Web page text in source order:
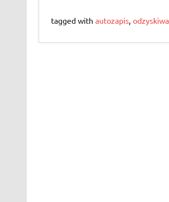
tagged with autozapis,